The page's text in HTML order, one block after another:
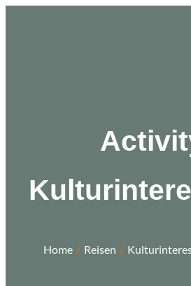
Home Reisen